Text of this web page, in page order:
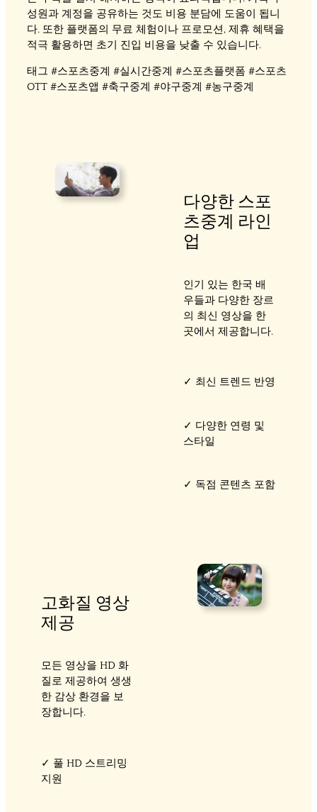
성원과 계정을 공유하는 것도 비용 분담에 도움이 됩니
다. 또한 플랫폼의 무료 체험이나 프로모션, 제휴 혜택을
적극 활용하면 초기 진입 비용을 낮출 수 있습니다.
태그 #스포츠중계 #실시간중계 #스포츠플랫폼 #스포츠
OTT #스포츠앱 #축구중계 #야구중계 #농구중계
다양한 스포
츠중계 라인
업
인기 있는 한국 배
우들과 다양한 장르
의 최신 영상을 한
곳에서 제공합니다.
✓ 최신 트렌드 반영
✓ 다양한 연령 및
스타일
✓ 독점 콘텐츠 포함
고화질 영상
제공
모든 영상을 HD 화
질로 제공하여 생생
한 감상 환경을 보
장합니다.
✓ 풀 HD 스트리밍
지원